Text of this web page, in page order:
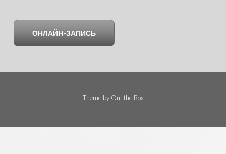
ОНЛАЙН-ЗАПИСЬ
Theme by Out the Box